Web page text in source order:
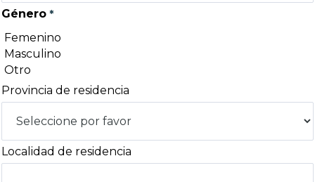
Género
Femenino
Masculino
Otro
Provincia de residencia
Localidad de residencia